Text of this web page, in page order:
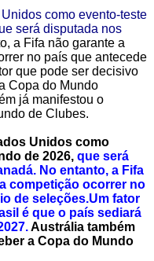
como evento-teste
será disputada nos
a Fifa não garante a
no país que antecede
que pode ser decisivo
Copa do Mundo
já manifestou o
de Clubes.
Unidos como
de 2026, que será
No entanto, a Fifa
competição ocorrer no
de seleções.Um fator
é que o país sediará
Austrália também
a Copa do Mundo